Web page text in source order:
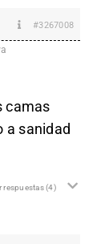
#3267008
camas
a sanidad
respuestas(4)